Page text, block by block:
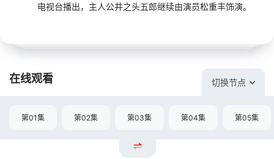
电视台播出，主人公井之头五郎继续由演员松重丰饰演。
在线观看 切换节点
第01集 第02集 第03集 第04集 第05集